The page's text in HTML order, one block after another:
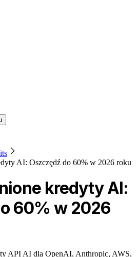
AI: Oszczędź do 60% w 2026 roku
kredyty AI:
60% w 2026
API AI dla OpenAI, Anthropic, AWS,